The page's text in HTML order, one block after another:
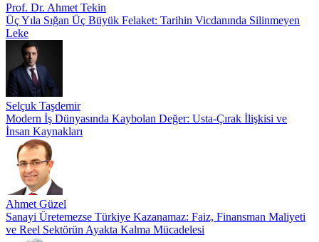
Prof. Dr. Ahmet Tekin
Üç Yıla Sığan Üç Büyük Felaket: Tarihin Vicdanında Silinmeyen
Leke
Selçuk Taşdemir
Modern İş Dünyasında Kaybolan Değer: Usta-Çırak İlişkisi ve
İnsan Kaynakları
Ahmet Güzel
Sanayi Üretemezse Türkiye Kazanamaz: Faiz, Finansman Maliyeti
ve Reel Sektörün Ayakta Kalma Mücadelesi